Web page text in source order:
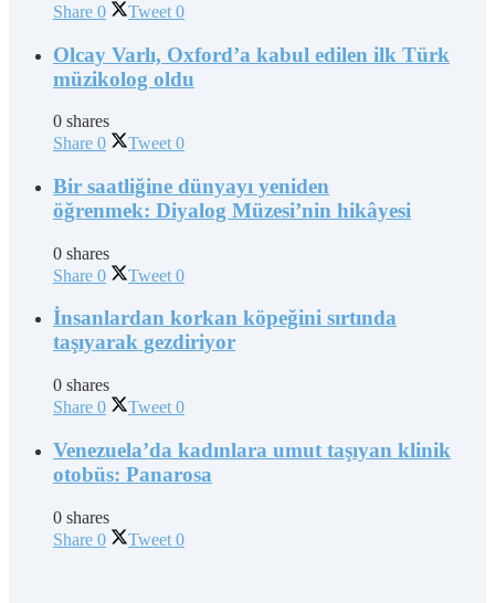
Share 0 Tweet 0
Olcay Varlı, Oxford’a kabul edilen ilk Türk
müzikolog oldu
0 shares
Share 0 Tweet 0
Bir saatliğine dünyayı yeniden
öğrenmek: Diyalog Müzesi’nin hikâyesi
0 shares
Share 0 Tweet 0
İnsanlardan korkan köpeğini sırtında
taşıyarak gezdiriyor
0 shares
Share 0 Tweet 0
Venezuela’da kadınlara umut taşıyan klinik
otobüs: Panarosa
0 shares
Share 0 Tweet 0